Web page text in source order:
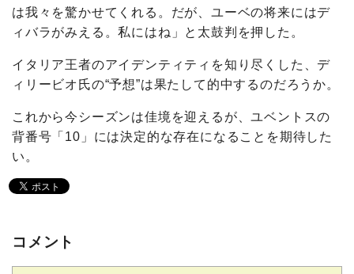
は我々を驚かせてくれる。だが、ユーベの将来にはデ
ィバラがみえる。私にはね」と太鼓判を押した。
イタリア王者のアイデンティティを知り尽くした、デ
ィリービオ氏の“予想”は果たして的中するのだろうか。
これから今シーズンは佳境を迎えるが、ユベントスの
背番号「10」には決定的な存在になることを期待した
い。
コメント